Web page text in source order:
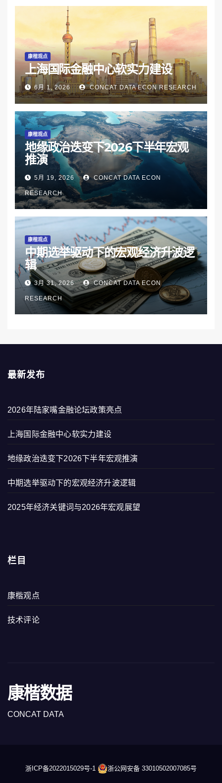
康楷观点
上海国际金融中心软实力建设
6月 1, 2026 CONCAT DATA ECON RESEARCH
康楷观点
地缘政治迭变下2026下半年宏观
推演
5月 19, 2026 CONCAT DATA ECON
RESEARCH
康楷观点
中期选举驱动下的宏观经济升波逻
辑
3月 31, 2026 CONCAT DATA ECON
RESEARCH
最新发布
2026年陆家嘴金融论坛政策亮点
上海国际金融中心软实力建设
地缘政治迭变下2026下半年宏观推演
中期选举驱动下的宏观经济升波逻辑
2025年经济关键词与2026年宏观展望
栏目
康楷观点
技术评论
康楷数据
CONCAT DATA
浙ICP备2022015029号-1 浙公网安备 33010502007085号